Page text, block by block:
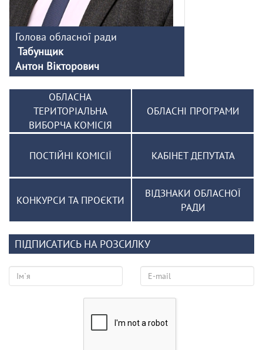
Голова обласної ради
Табунщик
Антон Вікторович
ОБЛАСНА
ТЕРИТОРІАЛЬНА
ВИБОРЧА КОМІСІЯ
ОБЛАСНІ ПРОГРАМИ
ПОСТІЙНІ КОМІСІЇ КАБІНЕТ ДЕПУТАТА
КОНКУРСИ ТА ПРОЄКТИ
ВІДЗНАКИ ОБЛАСНОЇ
РАДИ
ПІДПИСАТИСЬ НА РОЗСИЛКУ